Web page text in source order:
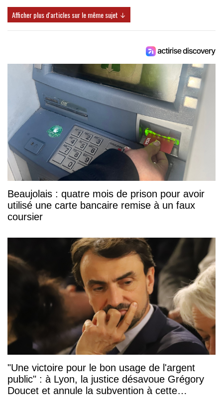
Afficher plus d'articles sur le même sujet ↓
Beaujolais : quatre mois de prison pour avoir
utilisé une carte bancaire remise à un faux
coursier
"Une victoire pour le bon usage de l'argent
public" : à Lyon, la justice désavoue Grégory
Doucet et annule la subvention à cette